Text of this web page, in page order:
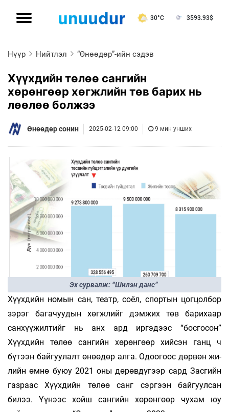
30°C 3593.93$
Нүүр Нийтлэл “Өнөөдөр”-ийн сэдэв
Хүүхдийн төлөө сангийн
хөрөнгөөр хөгжлийн төв барих нь
лөөлөө болжээ
Өнөөдөр сонин 2025-02-12 09:00 9 мин унших
Эх сурвалж: “Шилэн данс”
Хүүхдийн номын сан, театр, соёл, спор­тын цогцолбор
зэрэг багачуудын хөгж­лийг дэмжих төв барихаар
санхүүжилтийг нь анх ард иргэдээс “босгосон”
Хүүхдийн төлөө сан­гийн хөрөнгөөр хийсэн ганц ч
бүтээн бай­гуулалт өнөөдөр алга. Одоогоос дөрвөн жи­
лийн өмнө буюу 2021 оны дөрөвдүгээр сард Зас­гийн
газраас Хүүхдийн төлөө санг сэргээн бай­гуулсан
билээ. Үүнээс хойш сангийн хөрөнгөөр чу­хам юу